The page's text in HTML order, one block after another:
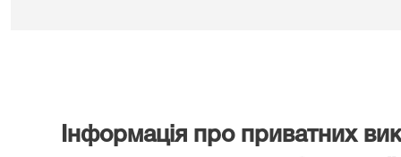
Інформація про приватних